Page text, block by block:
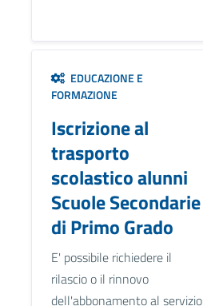
EDUCAZIONE E
FORMAZIONE
Iscrizione al
trasporto
scolastico alunni
Scuole Secondarie
di Primo Grado
E' possibile richiedere il
rilascio o il rinnovo
dell'abbonamento al servizio